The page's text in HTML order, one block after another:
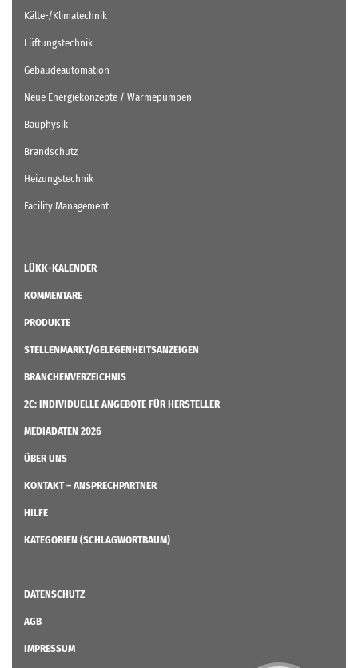
Kälte-/Klimatechnik
Lüftungstechnik
Gebäudeautomation
Neue Energiekonzepte / Wärmepumpen
Bauphysik
Brandschutz
Heizungstechnik
Facility Management
LÜKK-KALENDER
KOMMENTARE
PRODUKTE
STELLENMARKT/GELEGENHEITSANZEIGEN
BRANCHENVERZEICHNIS
2C: INDIVIDUELLE ANGEBOTE FÜR HERSTELLER
MEDIADATEN 2026
ÜBER UNS
KONTAKT – ANSPRECHPARTNER
HILFE
KATEGORIEN (SCHLAGWORTBAUM)
DATENSCHUTZ
AGB
IMPRESSUM